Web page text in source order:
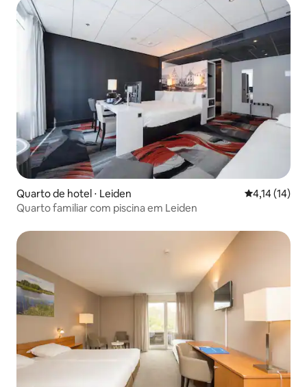
Quarto de hotel ⋅ Leiden 4,14 de uma
4,14 (14)
Quarto familiar com piscina em Leiden